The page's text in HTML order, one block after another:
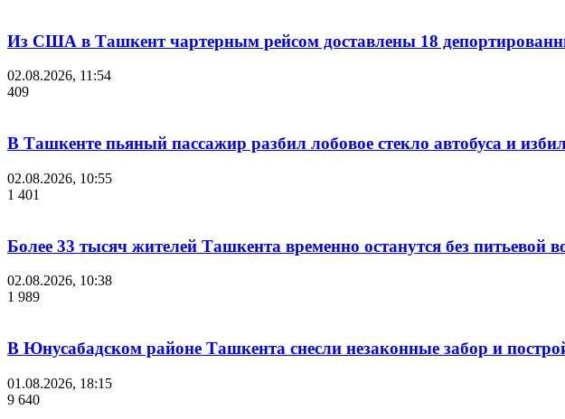
Из США в Ташкент чартерным рейсом доставлены 18
02.08.2026, 11:54
409
В Ташкенте пьяный пассажир разбил лобовое стекло автобуса и
02.08.2026, 10:55
1 401
Более 33 тысяч жителей Ташкента временно останутся без питьевой
02.08.2026, 10:38
1 989
В Юнусабадском районе Ташкента снесли незаконные забор и
01.08.2026, 18:15
9 640